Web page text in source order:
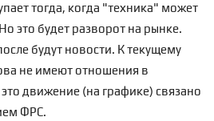
тогда, когда "техника" может
это будет разворот на рынке.
будут новости. К текущему
не имеют отношения в
движение (на графике) связано
ФРС.